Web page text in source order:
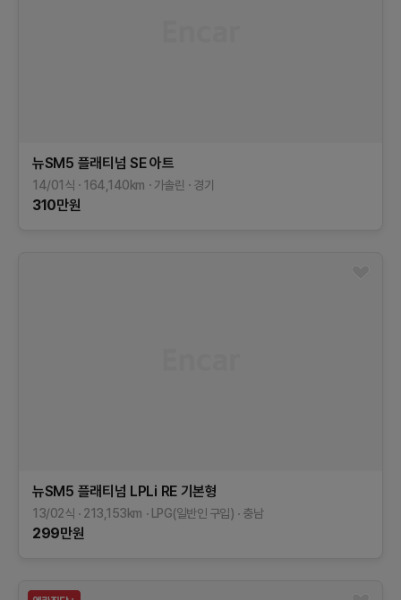
뉴SM5 플래티넘 SE아트
14/01식 164,140km 가솔린 경기
310만원
뉴SM5 플래티넘 LPLi RE 기본형
13/02식 213,153km LPG(일반인 구입) 충남
299만원